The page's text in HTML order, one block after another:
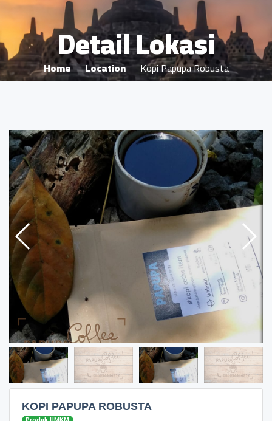
Detail Lokasi
Home Location Kopi Papupa Robusta
KOPI PAPUPA ROBUSTA